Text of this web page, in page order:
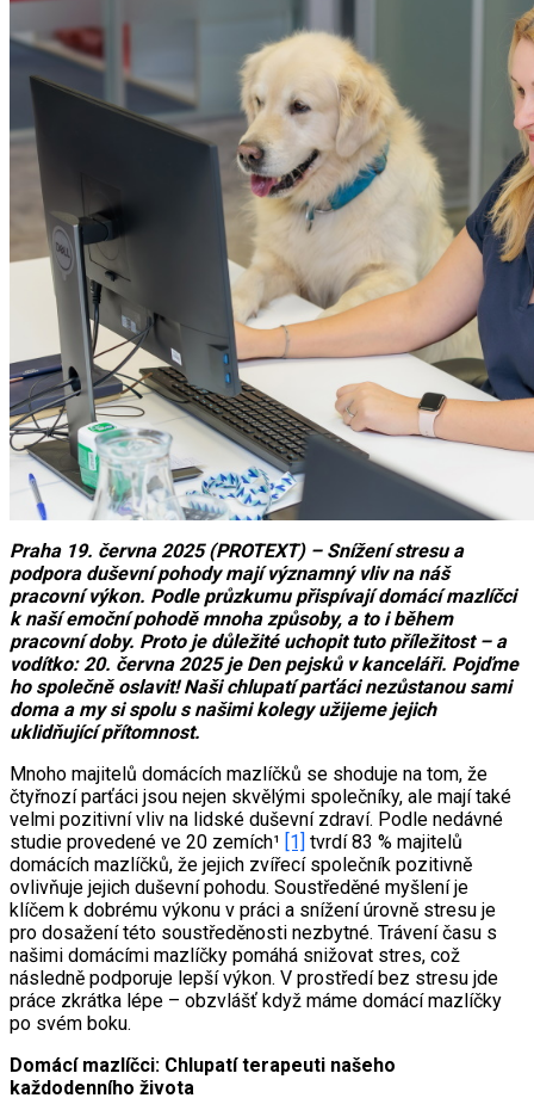
Praha 19. června 2025 (PROTEXT) – Snížení stresu a
podpora duševní pohody mají významný vliv na náš
pracovní výkon. Podle průzkumu přispívají domácí mazlíčci
k naší emoční pohodě mnoha způsoby, a to i během
pracovní doby. Proto je důležité uchopit tuto příležitost – a
vodítko: 20. června 2025 je Den pejsků v kanceláři. Pojďme
ho společně oslavit! Naši chlupatí parťáci nezůstanou sami
doma a my si spolu s našimi kolegy užijeme jejich
uklidňující přítomnost.
Mnoho majitelů domácích mazlíčků se shoduje na tom, že
čtyřnozí parťáci jsou nejen skvělými společníky, ale mají také
velmi pozitivní vliv na lidské duševní zdraví. Podle nedávné
studie provedené ve 20 zemích¹ [1] tvrdí 83 % majitelů
domácích mazlíčků, že jejich zvířecí společník pozitivně
ovlivňuje jejich duševní pohodu. Soustředěné myšlení je
klíčem k dobrému výkonu v práci a snížení úrovně stresu je
pro dosažení této soustředěnosti nezbytné. Trávení času s
našimi domácími mazlíčky pomáhá snižovat stres, což
následně podporuje lepší výkon. V prostředí bez stresu jde
práce zkrátka lépe – obzvlášť když máme domácí mazlíčky
po svém boku.
Domácí mazlíčci: Chlupatí terapeuti našeho
každodenního života